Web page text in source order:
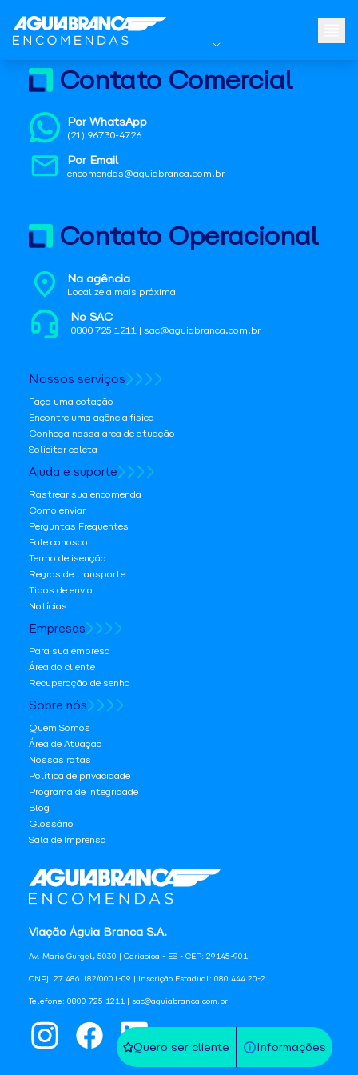
Quero ser cliente Informações
Viação Águia Branca S.A.
Av. Mario Gurgel, 5030 | Cariacica - ES - CEP: 29145-901
CNPJ: 27.486.182/0001-09 | Inscrição Estadual: 080.444.20-2
Telefone: 0800 725 1211 | sac@aguiabranca.com.br
Contato Comercial
Por WhatsApp
(21) 96730-4726
Por Email
encomendas@aguiabranca.com.br
Contato Operacional
Na agência
Localize a mais próxima
No SAC
0800 725 1211 | sac@aguiabranca.com.br
Nossos serviços
Faça uma cotação
Encontre uma agência física
Conheça nossa área de atuação
Solicitar coleta
Ajuda e suporte
Rastrear sua encomenda
Como enviar
Perguntas Frequentes
Fale conosco
Termo de isenção
Regras de transporte
Tipos de envio
Notícias
Empresas
Para sua empresa
Área do cliente
Recuperação de senha
Sobre nós
Quem Somos
Área de Atuação
Nossas rotas
Política de privacidade
Programa de Integridade
Blog
Glossário
Sala de Imprensa